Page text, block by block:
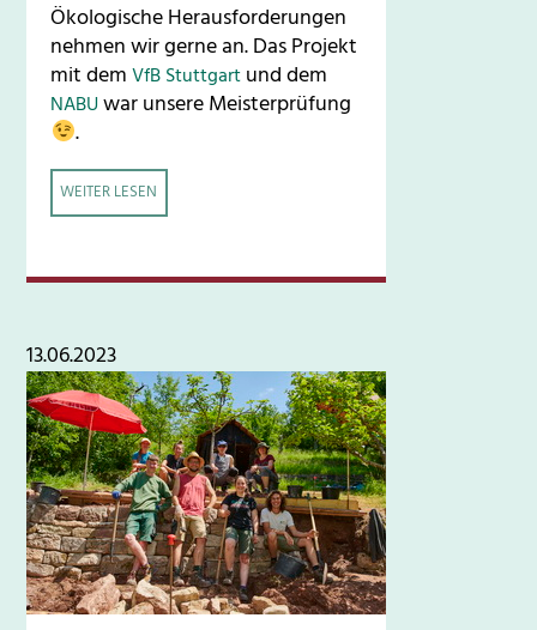
Ökologische Herausforderungen
nehmen wir gerne an. Das Projekt
mit demVfB Stuttgartund dem
NABUwar unsere Meisterprüfung
.
WEITER LESEN
13.06.2023